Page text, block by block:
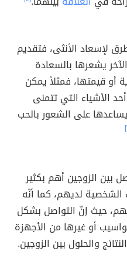
لإسعاد الأنثى، فتقديم
يشعرها بالسعادة
أو قيمتها، فمثلاً يمكن
الأشياء التي تتمنى
على الشعور بالحب
بين الزوجين أهم بكثير
الشخصية لديهم، كما أنّه
حيث إنّ التواصل بشكل
أو غيرها من الأجهزة
والحلول بين الزوجين.